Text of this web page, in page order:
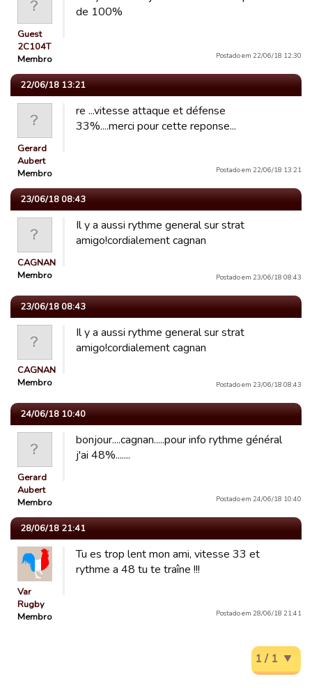
Guest
2C104T
Membro
de 100%
Postado em 22/06/18 12:30
22/06/18 13:21
Gerard
Aubert
Membro
re ...vitesse attaque et défense
33%....merci pour cette reponse...
Postado em 22/06/18 13:21
23/06/18 08:43
CAGNAN
Membro
Il y a aussi rythme general sur strat
amigo!cordialement cagnan
Postado em 23/06/18 08:43
23/06/18 08:43
CAGNAN
Membro
Il y a aussi rythme general sur strat
amigo!cordialement cagnan
Postado em 23/06/18 08:43
24/06/18 10:40
Gerard
Aubert
Membro
bonjour....cagnan.....pour info rythme général
j'ai 48%.......
Postado em 24/06/18 10:40
28/06/18 21:41
Var
Rugby
Membro
Tu es trop lent mon ami, vitesse 33 et
rythme a 48 tu te traîne !!!
Postado em 28/06/18 21:41
1 / 1